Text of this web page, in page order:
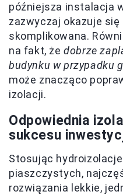
późniejsza instalacja
zazwyczaj okazuje
skomplikowana.
na fakt, żedobrze
budynku w przypadku
może znacząco
izolacji.
Odpowiednia
sukcesu
Stosując
piaszczystych,
rozwiązania lekkie,